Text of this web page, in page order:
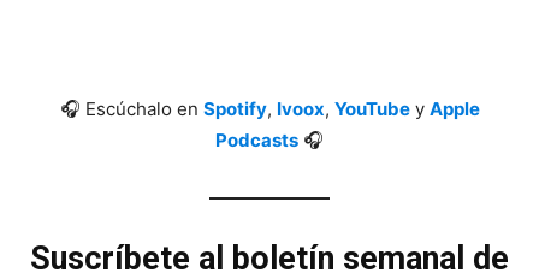
🎧 Escúchalo en Spotify, Ivoox, YouTubey Apple
Podcasts 🎧
Suscríbete al boletín semanal de